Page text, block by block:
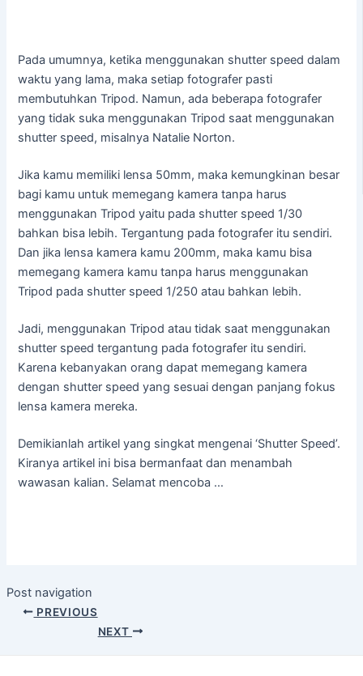
Pada umumnya, ketika menggunakan shutter speed dalam
waktu yang lama, maka setiap fotografer pasti
membutuhkan Tripod. Namun, ada beberapa fotografer
yang tidak suka menggunakan Tripod saat menggunakan
shutter speed, misalnya Natalie Norton.
Jika kamu memiliki lensa 50mm, maka kemungkinan besar
bagi kamu untuk memegang kamera tanpa harus
menggunakan Tripod yaitu pada shutter speed 1/30
bahkan bisa lebih. Tergantung pada fotografer itu sendiri.
Dan jika lensa kamera kamu 200mm, maka kamu bisa
memegang kamera kamu tanpa harus menggunakan
Tripod pada shutter speed 1/250 atau bahkan lebih.
Jadi, menggunakan Tripod atau tidak saat menggunakan
shutter speed tergantung pada fotografer itu sendiri.
Karena kebanyakan orang dapat memegang kamera
dengan shutter speed yang sesuai dengan panjang fokus
lensa kamera mereka.
Demikianlah artikel yang singkat mengenai ‘Shutter Speed’.
Kiranya artikel ini bisa bermanfaat dan menambah
wawasan kalian. Selamat mencoba …
Post navigation
PREVIOUS
NEXT